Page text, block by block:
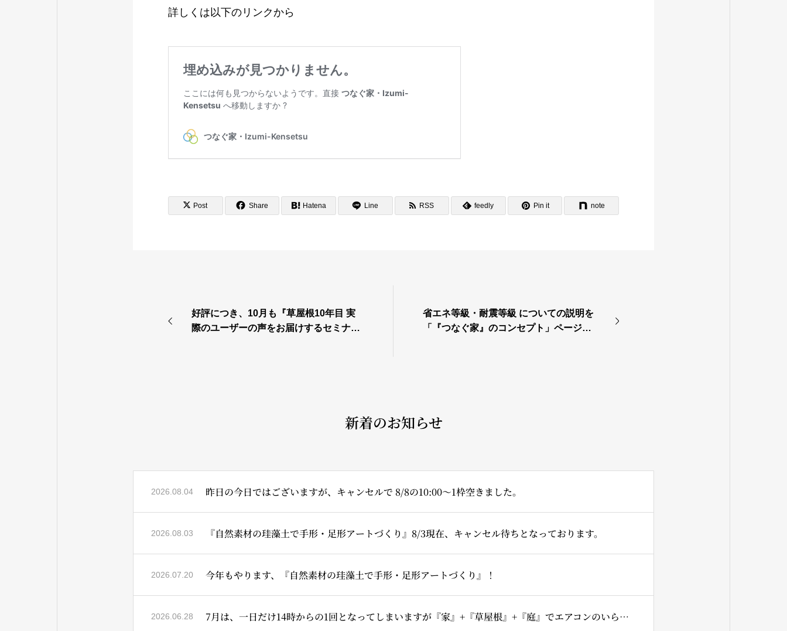
詳しくは以下のリンクから
Post Share Hatena Line RSS feedly Pin it note
好評につき、10月も『草屋根10年目 実
際のユーザーの声をお届けするセミナ
省エネ等級・耐震等級 についての説明を
「『つなぐ家』のコンセプト」ページに
新着のお知らせ
2026.08.04 昨日の今日ではございますが、キャンセルで 8/8の10:00～1枠空きました。
2026.08.03 『自然素材の珪藻土で手形・足形アートづくり』8/3現在、キャンセル待ちとなっております。
2026.07.20 今年もやります、『自然素材の珪藻土で手形・足形アートづくり』！
2026.06.28 7月は、一日だけ14時からの1回となってしまいますが『家』+『草屋根』+『庭』でエアコンのいらない生活!!!を開催させていただきます。